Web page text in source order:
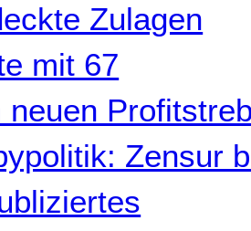
Zulagen
mit 67
neuen
Zensur